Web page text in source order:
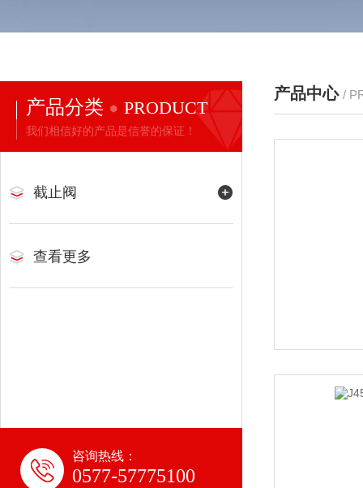
产品分类 PRODUCT
我们相信好的产品是信誉的保证！
截止阀
查看更多
咨询热线：
0577-57775100
产品中心 /